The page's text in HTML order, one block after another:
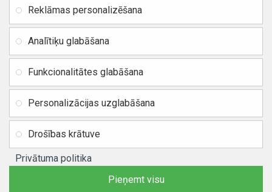
Preču un naudas atgriešana
Piegādes un apmaksa
Vietnes karte
BIC / SWIFT: HABALV22
TEl.: +371 20219155
E-pasts:info@mobipart.eu
Autortiesības © 2021, MOBIPART.EU, Visas tiesības aizsargātas
Reklāmas personalizēšana
Analītiķu glabāšana
Funkcionalitātes glabāšana
Personalizācijas uzglabāšana
Drošības krātuve
Privātuma politika
Pieņemt visu